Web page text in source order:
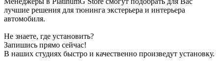
лучшие решения для тюнинга экстерьера и интерьера
автомобиля.
Не знаете, где установить?
Запишись прямо сейчас!
В наших студиях быстро и качественно произведут установку.